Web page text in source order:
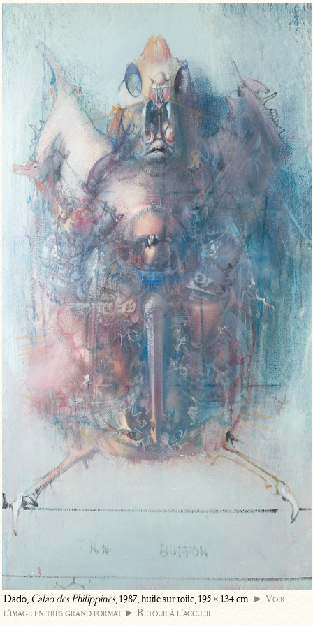
Dado, Calao des Philippines, 1987, huile sur toile, 195 × 134 cm. ► Voir
l’image en très grand format ► Retour à l’accueil